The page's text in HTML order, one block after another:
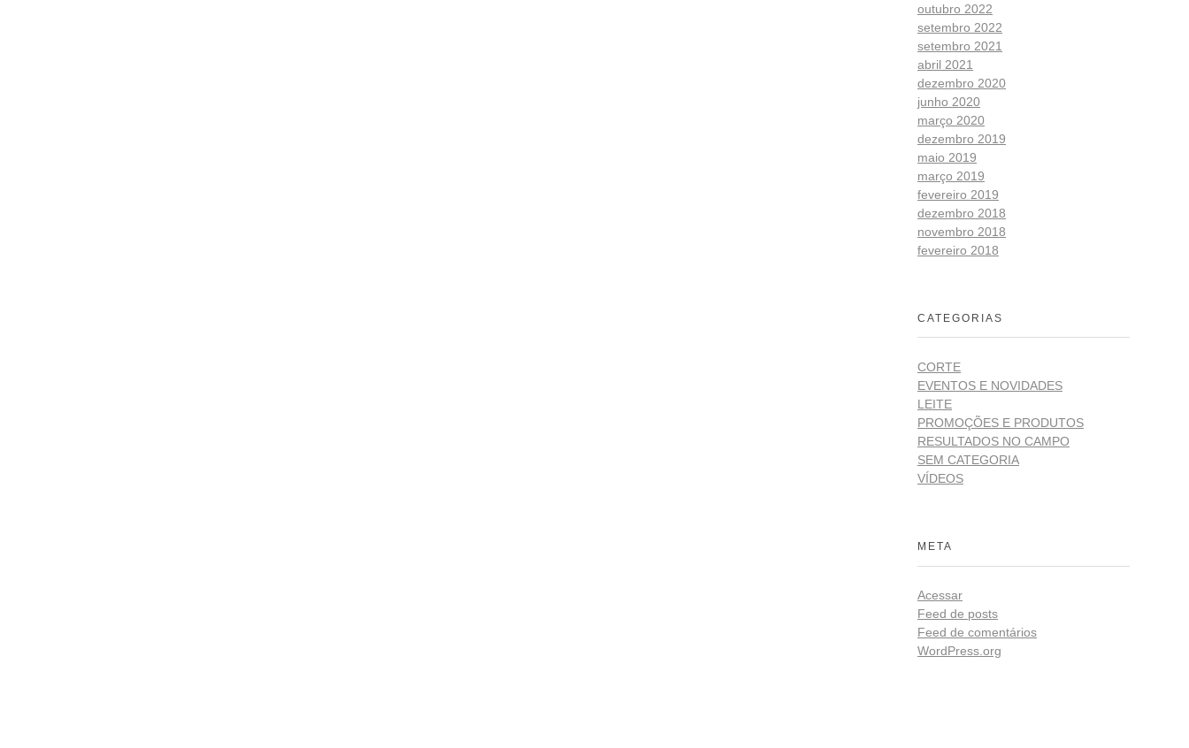
outubro 2022
setembro 2022
setembro 2021
abril 2021
dezembro 2020
junho 2020
março 2020
dezembro 2019
maio 2019
março 2019
fevereiro 2019
dezembro 2018
novembro 2018
fevereiro 2018
CATEGORIAS
CORTE
EVENTOS E NOVIDADES
LEITE
PROMOÇÕES E PRODUTOS
RESULTADOS NO CAMPO
SEM CATEGORIA
VÍDEOS
META
Acessar
Feed de posts
Feed de comentários
WordPress.org